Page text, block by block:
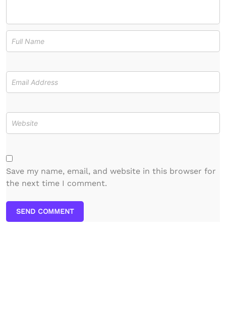
Save my name, email, and website in this browser for
the next time I comment.
SEND COMMENT